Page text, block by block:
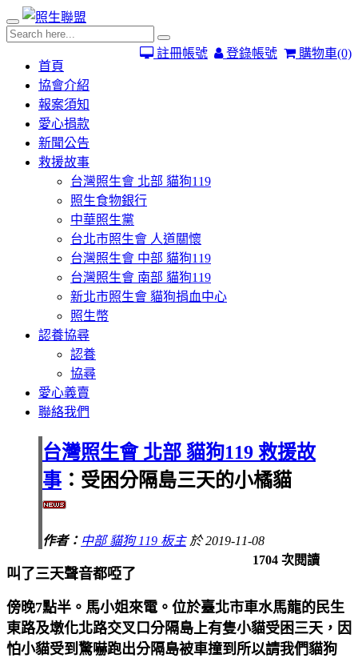
購物車(0)
登錄帳號
註冊帳號
首頁
協會介紹
報案須知
愛心捐款
新聞公告
救援故事
台灣照生會 北部 貓狗119
照生食物銀行
中華照生黨
台北市照生會 人道關懷
台灣照生會 中部 貓狗119
台灣照生會 南部 貓狗119
新北市照生會 貓狗捐血中心
照生幣
認養協尋
認養
協尋
愛心義賣
聯絡我們
台灣照生會 北部 貓狗119 救援故
事 ：受困分隔島三天的小橘貓
作者： 中部 貓狗 119 板主於 2019-11-08
1704 次閱讀
叫了三天聲音都啞了
傍晚7點半。馬小姐來電。位於臺北市車水馬龍的民生
東路及墩化北路交叉口分隔島上有隻小貓受困三天，因
怕小貓受到驚嚇跑出分隔島被車撞到所以請我們貓狗